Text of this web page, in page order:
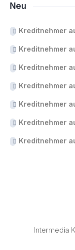
Neu
Kreditnehmer
Kreditnehmer
Kreditnehmer
Kreditnehmer
Kreditnehmer
Kreditnehmer
Kreditnehmer
Intermedia